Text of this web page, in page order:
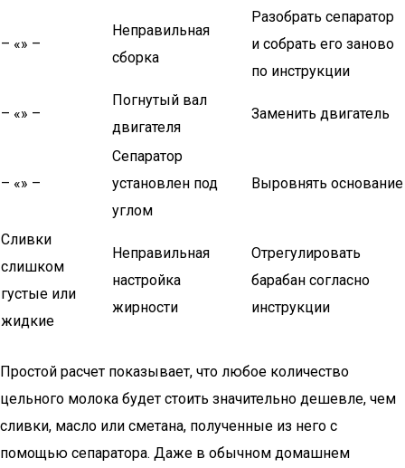
– «» –
Неправильная
сборка
Разобрать сепаратор
и собрать его заново
по инструкции
– «» –
Погнутый вал
двигателя
Заменить двигатель
– «» –
Сепаратор
установлен под
углом
Выровнять основание
Сливки
слишком
густые или
жидкие
Неправильная
настройка
жирности
Отрегулировать
барабан согласно
инструкции
Простой расчет показывает, что любое количество
цельного молока будет стоить значительно дешевле, чем
сливки, масло или сметана, полученные из него с
помощью сепаратора. Даже в обычном домашнем